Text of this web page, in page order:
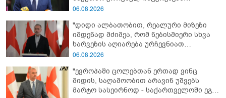
უპირისპირდება, ყველამ უნდა იცოდეს,
ირაკლი კობახიძე
06.08.2026
"დიდი ალბათობით, რეალური მიზეზი
იმდენად მძიმეა, რომ ნებისმიერი სხვა
ხარვეზის აღიარება ურჩევნიათ
ნამდვილი მიზეზის გამოაშკარავებას" -
გათიშვაზე
06.08.2026
"ევროპაში ცოლებთან ერთად ვინც
მიდის, საღამოობით არავინ უშვებს
მარტო სასეირნოდ - საქართველოში ეგ